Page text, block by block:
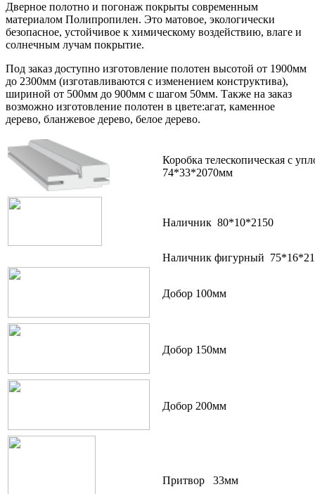
Дверное полотно и погонаж покрыты современным
материалом Полипропилен. Это матовое, экологически
безопасное, устойчивое к химическому воздействию, влаге и
солнечным лучам покрытие.
Под заказ доступно изготовление полотен высотой от 1900мм
до 2300мм (изготавливаются с изменением конструктива),
шириной от 500мм до 900мм с шагом 50мм. Также на заказ
возможно изготовление полотен в цвете:агат, каменное
дерево, бланжевое дерево, белое дерево.
Коробка телескопическая с
74*33*2070мм
Наличник 80*10*2150
Наличник фигурный
Добор 100мм
Добор 150мм
Добор 200мм
Притвор 33мм